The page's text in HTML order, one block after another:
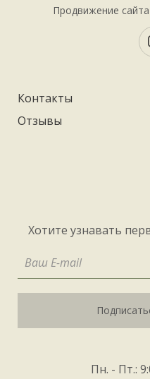
Продвижение
Контакты
Отзывы
Хотите узнавать
Пн. - Пт.: